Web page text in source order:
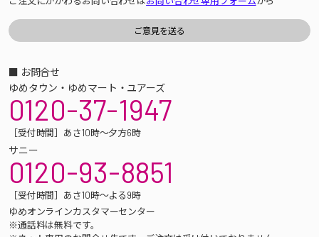
■ お問合せ
ゆめタウン・ゆめマート・ユアーズ
0120-37-1947
［受付時間］あさ10時～夕方6時
サニー
0120-93-8851
［受付時間］あさ10時～よる9時
ゆめオンラインカスタマーセンター
※通話料は無料です。